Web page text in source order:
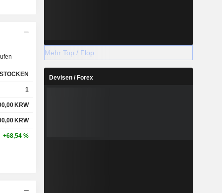
1
KRW
KRW
+68,54 %
Mehr Top / Flop
Devisen / Forex